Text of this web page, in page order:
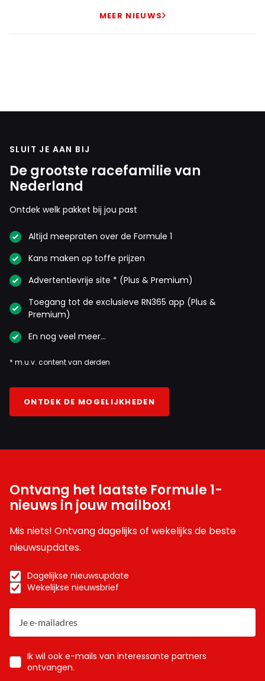
MEER NIEUWS
SLUIT JE AAN BIJ
De grootste racefamilie van
Nederland
Ontdek welk pakket bij jou past
Altijd meepraten over de Formule 1
Kans maken op toffe prijzen
Advertentievrije site * (Plus & Premium)
Toegang tot de exclusieve RN365 app (Plus &
Premium)
En nog veel meer…
* m.u.v. content van derden
ONTDEK DE MOGELIJKHEDEN
Ontvang het laatste Formule 1-
nieuws in jouw mailbox!
Mis niets! Ontvang dagelijks of wekelijks de beste
nieuwsupdates.
Dagelijkse nieuwsupdate
Wekelijkse nieuwsbrief
Ik wil ook e-mails van interessante partners
ontvangen.